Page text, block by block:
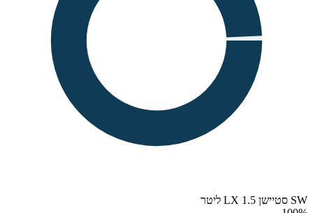
SW סטיישן LX 1.5 ליטר